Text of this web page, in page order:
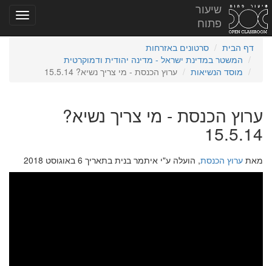
שיעור
פתוח
דף הבית
סרטונים באזרחות
המשטר במדינת ישראל - מדינה יהודית ודמוקרטית
מוסד הנשיאות
ערוץ הכנסת - מי צריך נשיא? 15.5.14
ערוץ הכנסת - מי צריך נשיא?
15.5.14
מאת ערוץ הכנסת, הועלה ע"י איתמר בנית בתאריך 6 באוגוסט 2018